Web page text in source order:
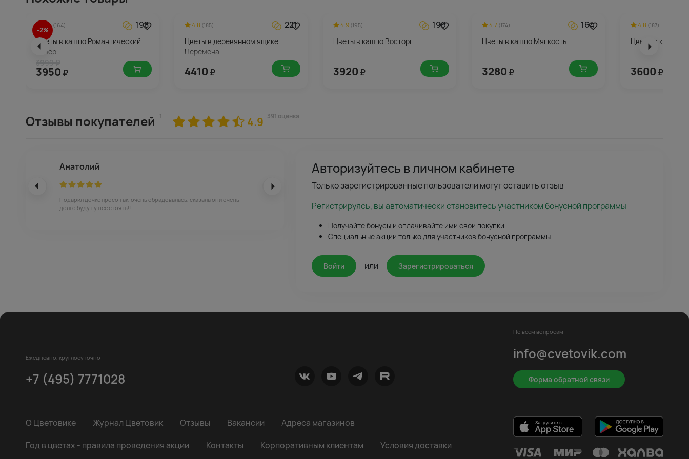
-2%
4.4(164) 198
Цветы в кашпо Романтический
вечер
3999 ₽
3950 ₽
4.8 (185) 221
Цветы в деревянном ящике
Перемена
4410 ₽
4.9 (195) 196
Цветы в кашпо Восторг
3920 ₽
4.7 (174) 164
Цветы в кашпо Мягкость
3280 ₽
4.8 (187)
Цветы в кашпо
3600 ₽
Отзывы покупателей 1 4.9 391 оценка
Анатолий
Подарил дочке просо так, очень обрадовалась, сказала они очень
долго будут у неё стоять!!
Авторизуйтесь в личном кабинете
Только зарегистрированные пользователи могут оставить отзыв
Регистрируясь, вы автоматически становитесь участником бонусной программы
Получайте бонусы и оплачивайте ими свои покупки
Специальные акции только для участников бонусной программы
Войти или Зарегистрироваться
Ежедневно, круглосуточно
+7 (495) 7771028
По всем вопросам
info@cvetovik.com
Форма обратной связи
О Цветовике Журнал Цветовик Отзывы Вакансии
Адреса магазинов
Год в цветах - правила проведения акции
Контакты Корпоративным клиентам Условия доставки